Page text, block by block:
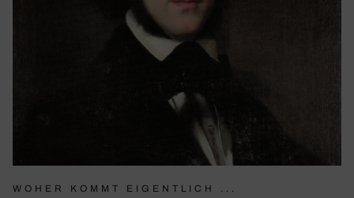
WOHER KOMMT EIGENTLICH ...